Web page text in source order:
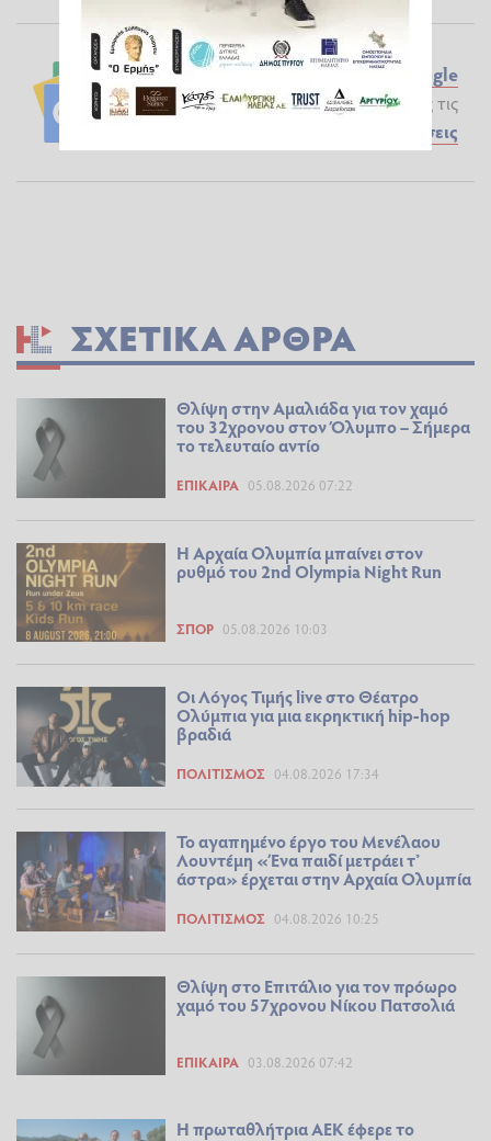
Ακολουθήστε το ilialive.gr στο
Google
Newsκαι μάθετε πρώτοι όλες τις
Ειδήσεις
ΣΧΕΤΙΚΆ ΆΡΘΡΑ
Θλίψη στην Αμαλιάδα για τον χαμό
του 32χρονου στον Όλυμπο – Σήμερα
το τελευταίο αντίο
ΕΠΊΚΑΙΡΑ 05.08.2026 07:22
Η Αρχαία Ολυμπία μπαίνει στον
ρυθμό του 2nd Olympia Night Run
ΣΠΟΡ 05.08.2026 10:03
Οι Λόγος Τιμής live στο Θέατρο
Ολύμπια για μια εκρηκτική hip-hop
βραδιά
ΠΟΛΙΤΙΣΜΌΣ 04.08.2026 17:34
Το αγαπημένο έργο του Μενέλαου
Λουντέμη «Ένα παιδί μετράει τ’
άστρα» έρχεται στην Αρχαία Ολυμπία
ΠΟΛΙΤΙΣΜΌΣ 04.08.2026 10:25
Θλίψη στο Επιτάλιο για τον πρόωρο
χαμό του 57χρονου Νίκου Πατσολιά
ΕΠΊΚΑΙΡΑ 03.08.2026 07:42
Η πρωταθλήτρια ΑΕΚ έφερε το